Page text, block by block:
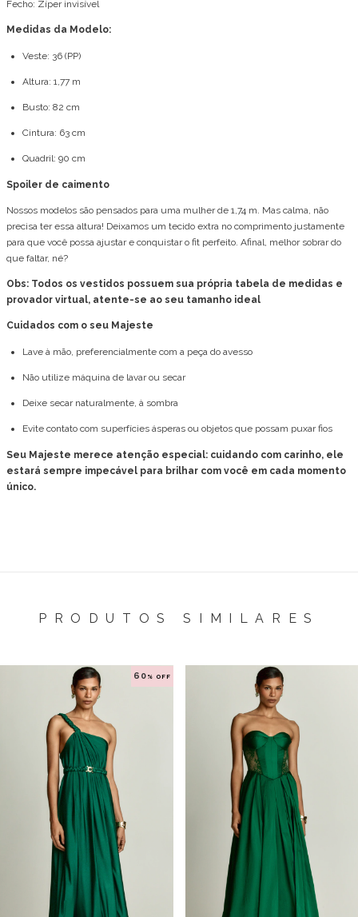
Fecho: Zíper invisível
Medidas da Modelo:
Veste: 36 (PP)
Altura: 1,77 m
Busto: 82 cm
Cintura: 63 cm
Quadril: 90 cm
Spoiler de caimento
Nossos modelos são pensados para uma mulher de 1,74 m. Mas calma, não
precisa ter essa altura! Deixamos um tecido extra no comprimento justamente
para que você possa ajustar e conquistar o fit perfeito. Afinal, melhor sobrar do
que faltar, né?
Obs: Todos os vestidos possuem sua própria tabela de medidas e
provador virtual, atente-se ao seu tamanho ideal
Cuidados com o seu Majeste
Lave à mão, preferencialmente com a peça do avesso
Não utilize máquina de lavar ou secar
Deixe secar naturalmente, à sombra
Evite contato com superfícies ásperas ou objetos que possam puxar fios
Seu Majeste merece atenção especial: cuidando com carinho, ele
estará sempre impecável para brilhar com você em cada momento
único.
PRODUTOS SIMILARES
60 % OFF